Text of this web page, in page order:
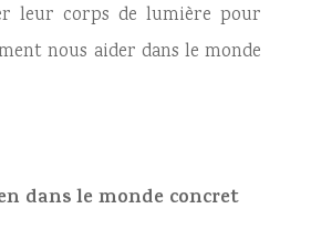
leur corps de lumière pour
nous aider dans le monde
dans le monde concret